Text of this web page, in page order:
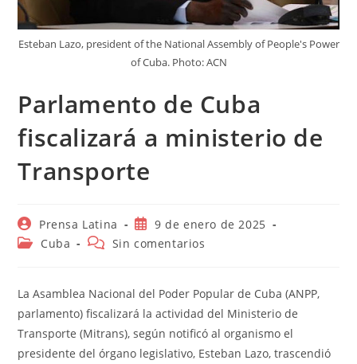
Esteban Lazo, president of the National Assembly of People's Power
of Cuba. Photo: ACN
Parlamento de Cuba
fiscalizará a ministerio de
Transporte
Autor
de
la
Prensa Latina
Publicación
de
9 de enero de 2025
Categoría
entrada:
Cuba
Comentarios
entrada:
Sin comentarios
La Asamblea Nacional del Poder Popular de Cuba (ANPP,
parlamento) fiscalizará la actividad del Ministerio de
Transporte (Mitrans), según notificó al organismo el
presidente del órgano legislativo, Esteban Lazo, trascendió